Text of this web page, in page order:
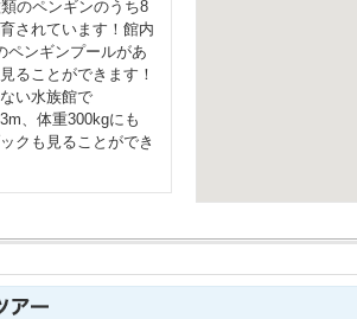
のペンギンのうち8
されています！館内
ペンギンプールがあ
ることができます！
い水族館で
、体重300kgにも
クも見ることができ